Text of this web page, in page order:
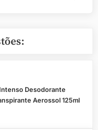
Desodorante
Aerossol 125ml